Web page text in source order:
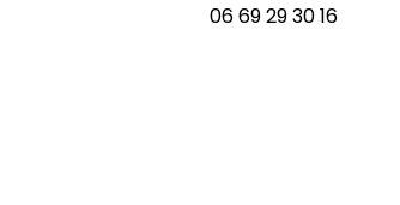
06 69 29 30 16